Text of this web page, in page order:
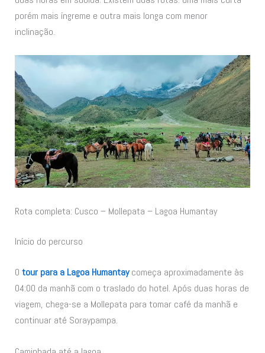
porém mais íngreme e outra mais longa com menor
inclinação.
Rota completa: Cusco – Mollepata – Lagoa Humantay
Início do percurso
Otour para a Lagoa Humantaycomeça aproximadamente às
04:00 da manhã com o traslado do hotel. Após duas horas de
viagem, chega-se a Mollepata para tomar café da manhã e
continuar até Soraypampa.